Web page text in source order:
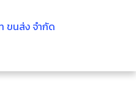
ขนส่ง จำกัด